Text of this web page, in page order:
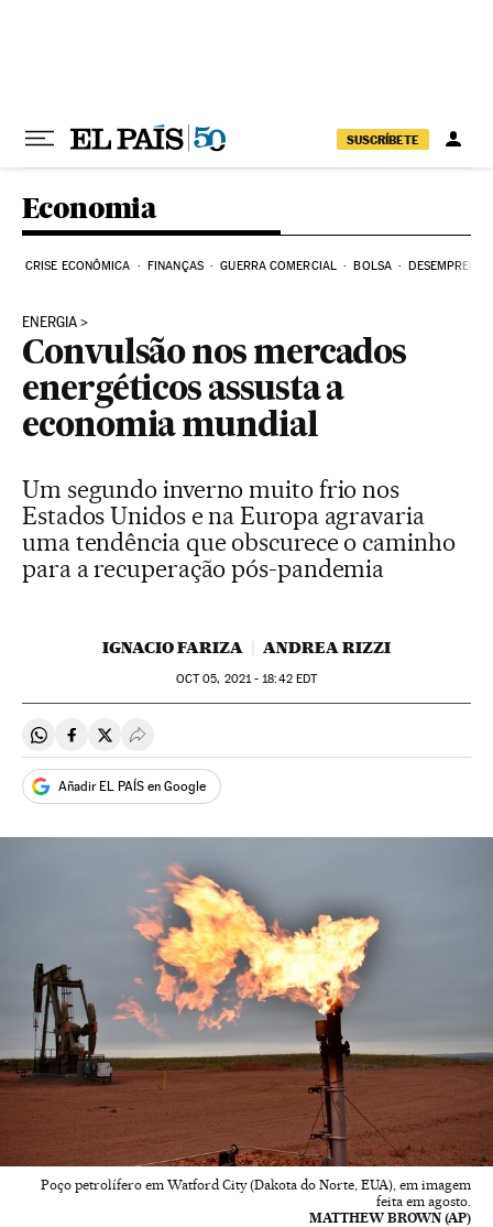
SUSCRÍBETE
Economia
CRISE ECONÔMICA FINANÇAS GUERRA COMERCIAL BOLSA DESEMPREGO
ENERGIA
Convulsão nos mercados
energéticos assusta a
economia mundial
Um segundo inverno muito frio nos
Estados Unidos e na Europa agravaria
uma tendência que obscurece o caminho
para a recuperação pós-pandemia
IGNACIO FARIZA ANDREA RIZZI
OCT05, 2021 - 18:42EDT
Compartir en Whatsapp
Compartir en Facebook
Compartir en Twitter
Desplegar Redes Sociales
Añadir EL PAÍS en Google
Poço petrolífero em Watford City (Dakota do Norte, EUA), em imagem
feita em agosto.
MATTHEW BROWN (AP)